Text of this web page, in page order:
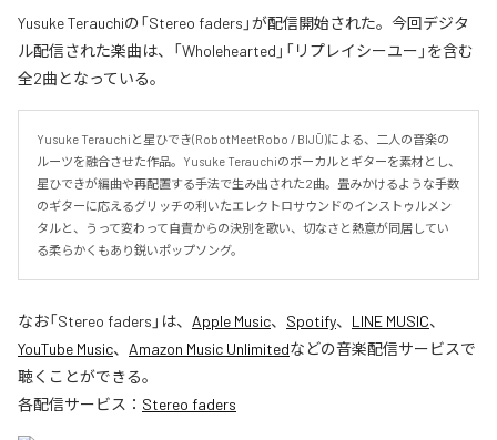
Yusuke Terauchiの「Stereo faders」が配信開始された。今回デジタ
ル配信された楽曲は、「Wholehearted」「リプレイシーユー」を含む
全2曲となっている。
Yusuke Terauchiと星ひでき(RobotMeetRobo / BIJŪ)による、二人の音楽の
ルーツを融合させた作品。Yusuke Terauchiのボーカルとギターを素材とし、
星ひできが編曲や再配置する手法で生み出された2曲。畳みかけるような手数
のギターに応えるグリッチの利いたエレクトロサウンドのインストゥルメン
タルと、うって変わって自責からの決別を歌い、切なさと熱意が同居してい
る柔らかくもあり鋭いポップソング。
なお「Stereo faders 」は、 Apple Music、 Spotify、 LINE MUSIC、
YouTube Music、 Amazon Music Unlimitedなどの音楽配信サービスで
聴くことができる。
各配信サービス： Stereo faders